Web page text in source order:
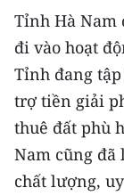
ENGLISH
中文
FRANÇAIS
РУССКИЙ
ESPAÑOL
Tỉnh Hà Nam
đi vào hoạt
Tỉnh đang
trợ tiền giải
thuê đất phù
Nam cũng đã
chất lượng,